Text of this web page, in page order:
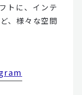
トに、インテ
、様々な空間